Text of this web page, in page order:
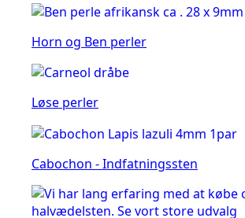
Horn og Ben perler
Løse perler
Cabochon - Indfatningssten